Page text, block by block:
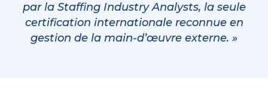
par la Staffing Industry Analysts, la seule
certification internationale reconnue en
gestion de la main-d’œuvre externe. »